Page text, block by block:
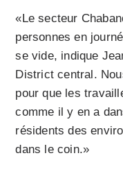
«Le secteur
personnes en
se vide, indique
District central.
pour que les
comme il y en a
résidents des
dans le coin.»